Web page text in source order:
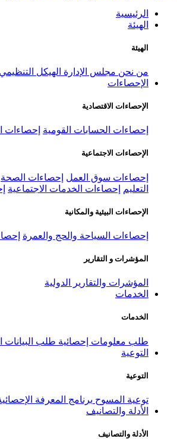
الرئيسية
الهيئة
الهيئة
من نحن مجلس الإدارة الهيكل التنظيمي
الإحصاءات
الإحصاءات الاقتصادية
إحصاءات الحسابات القومية إحصاءات
الإحصاءات الاجتماعية
إحصاءات سوق العمل إحصاءات الصحة
التعليم
إحصاءات الخدمات الاجتماعية
الإحصاءات البيئية والمكانية
إحصاءات السياحة والحج والعمرة
المؤشرات و التقارير
المؤشرات والتقارير الدولية
الخدمات
الخدمات
طلب معلومات إحصائية طلب البيانات
التوعية
التوعية
توعية المسوح برنامج المعرفة
الأدلة والتصانيف
الأدلة والتصانيف